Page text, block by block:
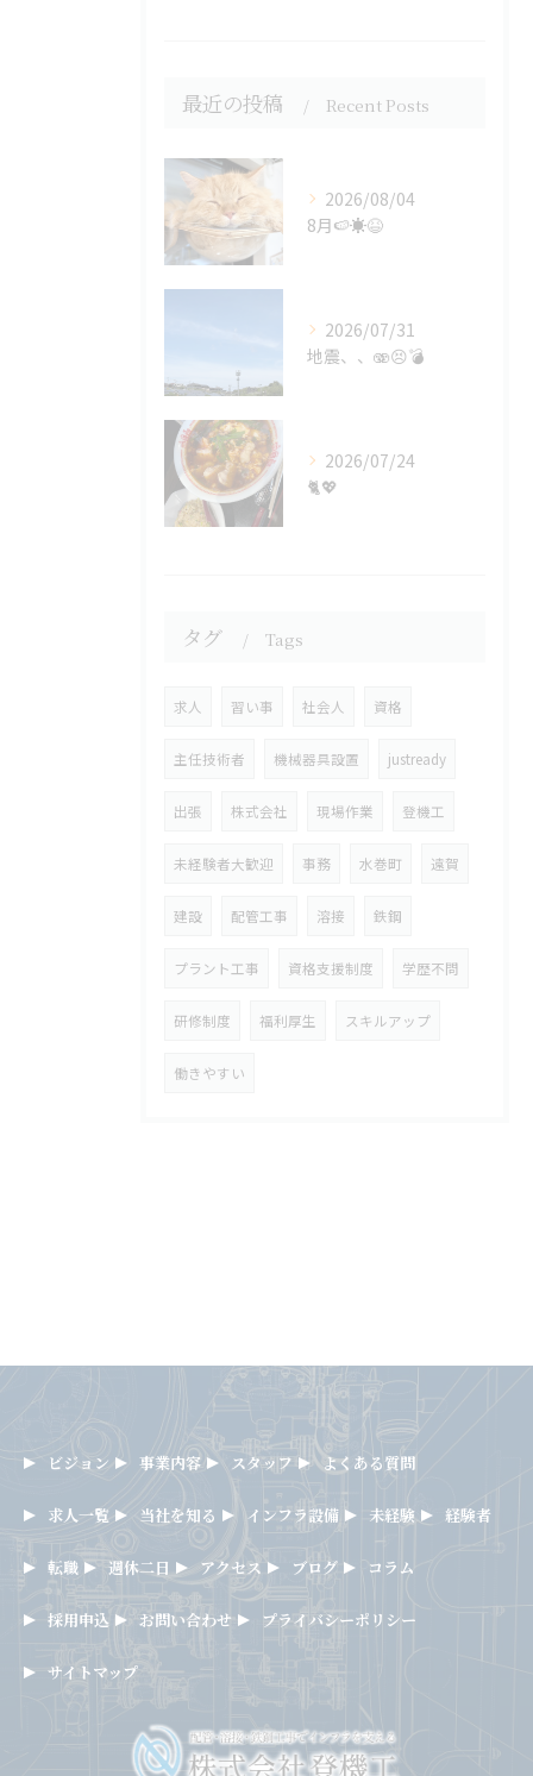
最近の投稿 Recent Posts
2026/08/04
8月🍉☀️😆
2026/07/31
地震、、🫨😣💣
2026/07/24
🐈💖
タグ Tags
求人 習い事 社会人 資格
主任技術者 機械器具設置 justready
出張 株式会社 現場作業 登機工
未経験者大歓迎 事務 水巻町 遠賀
建設 配管工事 溶接 鉄鋼
プラント工事 資格支援制度 学歴不問
研修制度 福利厚生 スキルアップ
働きやすい
ビジョン 事業内容 スタッフ よくある質問
求人一覧 当社を知る インフラ設備 未経験 経験者
転職 週休二日 アクセス ブログ コラム
採用申込 お問い合わせ プライバシーポリシー
サイトマップ